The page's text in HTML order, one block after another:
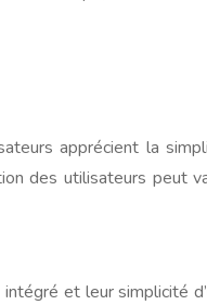
apprécient la
des utilisateurs peut
et leur simplicité